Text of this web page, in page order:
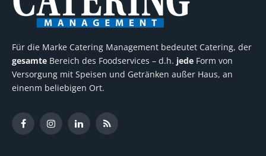
Für die Marke Catering Management bedeutet Catering, der
gesamte Bereich des Foodservices – d.h. jede Form von
Versorgung mit Speisen und Getränken außer Haus, an
einenm beliebigen Ort.
FacebookInstagramLinkedInRSS